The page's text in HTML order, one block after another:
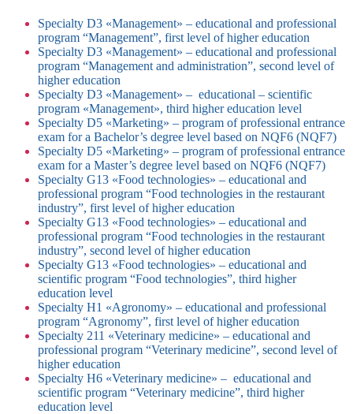
Specialty D3 «Management» – educational and professional
program “Management”, first level of higher education
Specialty D3 «Management» – educational and professional
program “Management and administration”, second level of
higher education
Specialty D3 «Management» – educational – scientific
program «Management», third higher education level
Specialty D5 «Marketing» – program of professional entrance
exam for a Bachelor’s degree level based on NQF6 (NQF7)
Specialty D5 «Marketing» – program of professional entrance
exam for a Master’s degree level based on NQF6 (NQF7)
Specialty G13 «Food technologies» – educational and
professional program “Food technologies in the restaurant
industry”, first level of higher education
Specialty G13 «Food technologies» – educational and
professional program “Food technologies in the restaurant
industry”, second level of higher education
Specialty G13 «Food technologies» – educational and
scientific program “Food technologies”, third higher
education level
Specialty H1 «Agronomy» – educational and professional
program “Agronomy”, first level of higher education
Specialty 211 «Veterinary medicine» – educational and
professional program “Veterinary medicine”, second level of
higher education
Specialty H6 «Veterinary medicine» – educational and
scientific program “Veterinary medicine”, third higher
education level